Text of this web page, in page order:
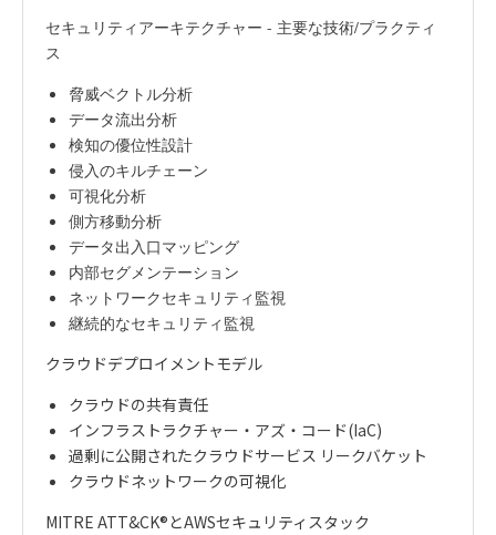
セキュリティアーキテクチャー - 主要な技術/プラクティ
ス
脅威ベクトル分析
データ流出分析
検知の優位性設計
侵入のキルチェーン
可視化分析
側方移動分析
データ出入口マッピング
内部セグメンテーション
ネットワークセキュリティ監視
継続的なセキュリティ監視
クラウドデプロイメントモデル
クラウドの共有責任
インフラストラクチャー・アズ・コード(IaC)
過剰に公開されたクラウドサービス リークバケット
クラウドネットワークの可視化
MITRE ATT&CK®とAWSセキュリティスタック